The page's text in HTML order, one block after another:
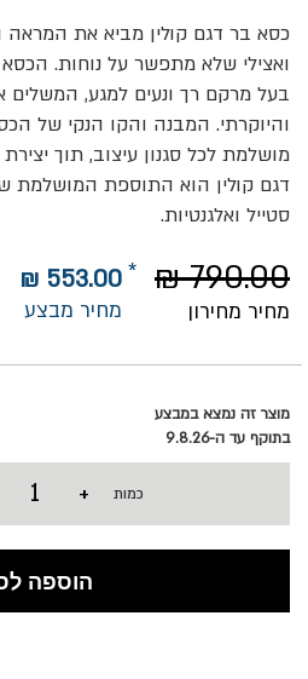
כסא בר דגם קולין מביא את המראה
ואצילי שלא מתפשר על נוחות. הכסא
בעל מרקם רך ונעים למגע, המשלים
והיוקרתי. המבנה והקו הנקי של
מושלמת לכל סגנון עיצוב, תוך יצירת
דגם קולין הוא התוספת המושלמת
סטייל ואלגנטיות.
מחיר מבצע
553.00 ₪
מחיר מחירון
790.00 ₪
מוצר זה נמצא במבצע
בתוקף עד ה-9.8.26
כמות +
הוספה